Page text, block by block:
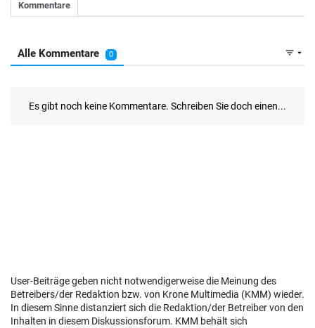
User-Beiträge geben nicht notwendigerweise die Meinung des
Betreibers/der Redaktion bzw. von Krone Multimedia (KMM) wieder.
In diesem Sinne distanziert sich die Redaktion/der Betreiber von den
Inhalten in diesem Diskussionsforum. KMM behält sich